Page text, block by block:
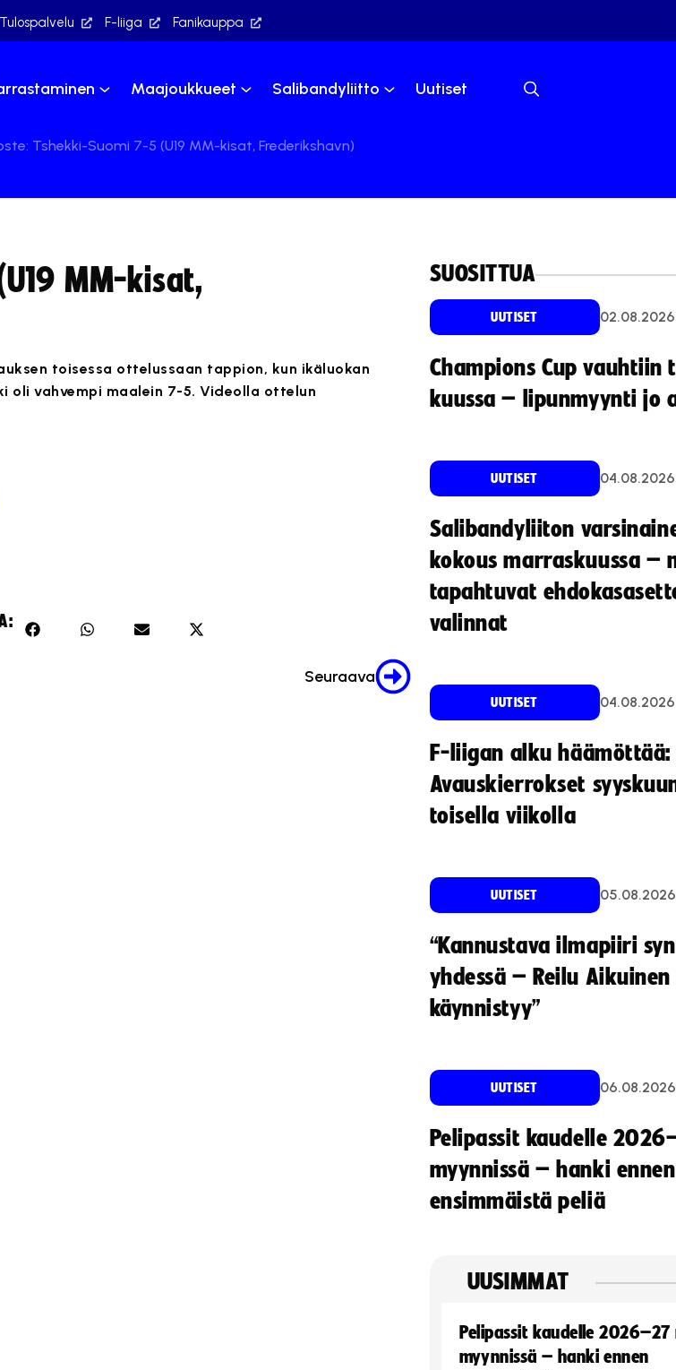
Tulospalvelu F-liiga Fanikauppa
Maajoukkueet Salibandyliitto Uutiset
Tshekki-Suomi 7-5 (U19 MM-kisat, Frederikshavn)
MM-kisat,
toisessa ottelussaan tappion, kun ikäluokan
oli vahvempi maalein 7-5. Videolla ottelun
markkinointievästeet
Seuraava
SUOSITTUA
UUTISET 02.08.2026
Champions Cup vauhtiin
kuussa – lipunmyynti jo
UUTISET 04.08.2026
Salibandyliiton
kokous marraskuussa –
tapahtuvat
valinnat
UUTISET 04.08.2026
F-liigan alku häämöttää:
Avauskierrokset
toisella viikolla
UUTISET 05.08.2026
“Kannustava ilmapiiri
yhdessä – Reilu
käynnistyy”
UUTISET 06.08.2026
Pelipassit kaudelle
myynnissä – hanki ennen
ensimmäistä peliä
UUSIMMAT
Pelipassit kaudelle
myynnissä – hanki ennen